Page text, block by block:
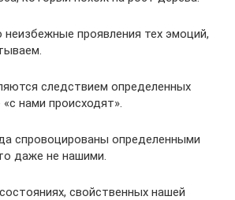
проявления тех эмоций,
следствием определенных
нами происходят».
спровоцированы определенными
даже не нашими.
свойственных нашей